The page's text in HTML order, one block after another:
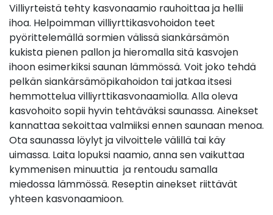
Villiyrteistä tehty kasvonaamio rauhoittaa ja hellii
ihoa. Helpoimman villiyrttikasvohoidon teet
pyörittelemällä sormien välissä siankärsämön
kukista pienen pallon ja hieromalla sitä kasvojen
ihoon esimerkiksi saunan lämmössä. Voit joko tehdä
pelkän siankärsämöpikahoidon tai jatkaa itsesi
hemmottelua villiyrttikasvonaamiolla. Alla oleva
kasvohoito sopii hyvin tehtäväksi saunassa. Ainekset
kannattaa sekoittaa valmiiksi ennen saunaan menoa.
Ota saunassa löylyt ja vilvoittele välillä tai käy
uimassa. Laita lopuksi naamio, anna sen vaikuttaa
kymmenisen minuuttia ja rentoudu samalla
miedossa lämmössä. Reseptin ainekset riittävät
yhteen kasvonaamioon.